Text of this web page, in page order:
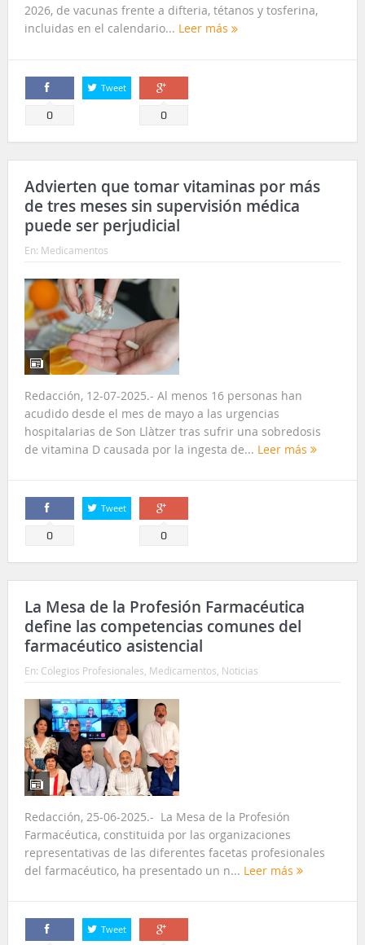
2026, de vacunas frente a difteria, tétanos y tosferina,
incluidas en el calendario... Leer más
Comparte
0
Tweet
Comparte
0
Advierten que tomar vitaminas por más
de tres meses sin supervisión médica
puede ser perjudicial
En: Medicamentos
Redacción, 12-07-2025.- Al menos 16 personas han
acudido desde el mes de mayo a las urgencias
hospitalarias de Son Llàtzer tras sufrir una sobredosis
de vitamina D causada por la ingesta de... Leer más
Comparte
0
Tweet
Comparte
0
La Mesa de la Profesión Farmacéutica
define las competencias comunes del
farmacéutico asistencial
En: Colegios Profesionales Medicamentos Noticias
Redacción, 25-06-2025.- La Mesa de la Profesión
Farmacéutica, constituida por las organizaciones
representativas de las diferentes facetas profesionales
del farmacéutico, ha presentado un n... Leer más
Tweet